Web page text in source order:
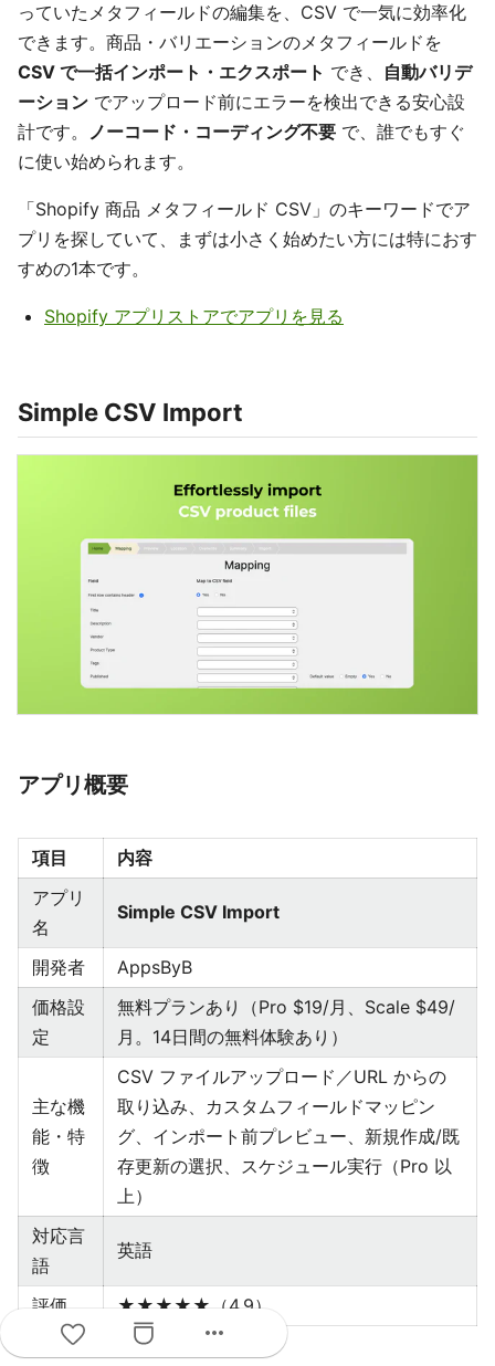
っていたメタフィールドの編集を、CSV で一気に効率化
できます。商品・バリエーションのメタフィールドを
CSV で一括インポート・エクスポート でき、 自動バリデ
ーション でアップロード前にエラーを検出できる安心設
計です。 ノーコード・コーディング不要 で、誰でもすぐ
に使い始められます。
「Shopify 商品 メタフィールド CSV」のキーワードでア
プリを探していて、まずは小さく始めたい方には特におす
すめの1本です。
Shopify アプリストアでアプリを見る
Simple CSV Import
アプリ概要
項目
内容
アプリ
名
Simple CSV Import
開発者
AppsByB
価格設
定
無料プランあり（Pro $19/月、Scale $49/
月。14日間の無料体験あり）
主な機
能・特
徴
CSV ファイルアップロード／URL からの
取り込み、カスタムフィールドマッピン
グ、インポート前プレビュー、新規作成/既
存更新の選択、スケジュール実行（Pro 以
上）
対応言
語
英語
評価 ★★★★★（4.9）
more_horiz